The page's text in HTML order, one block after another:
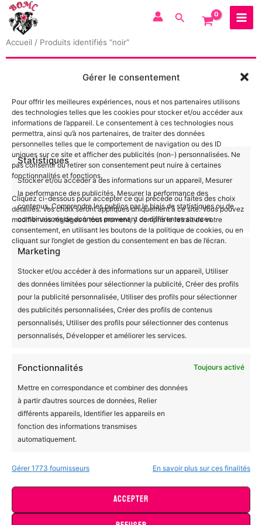
Gérer le consentement
Pour offrir les meilleures expériences, nous et nos partenaires utilisons
des technologies telles que les cookies pour stocker et/ou accéder aux
informations de l’appareil. Le consentement à ces technologies nous
permettra, ainsi qu’à nos partenaires, de traiter des données
personnelles telles que le comportement de navigation ou des ID
uniques sur ce site et afficher des publicités (non-) personnalisées. Ne
pas consentir ou retirer son consentement peut nuire à certaines
fonctionnalités et fonctions.
Cliquez ci-dessous pour accepter ce qui précède ou faites des choix
détaillés. Vos choix seront appliqués uniquement à ce site. Vous pouvez
modifier vos réglages à tout moment, y compris le retrait de votre
consentement, en utilisant les boutons de la politique de cookies, ou en
cliquant sur l’onglet de gestion du consentement en bas de l’écran.
Statistiques
Stocker et/ou accéder à des informations sur un appareil, Mesurer
la performance des publicités, Mesurer la performance des
contenus, Comprendre les publics par le biais de statistiques ou de
combinaisons de données provenant de différentes sources.
Marketing
Stocker et/ou accéder à des informations sur un appareil, Utiliser
des données limitées pour sélectionner la publicité, Créer des profils
pour la publicité personnalisée, Utiliser des profils pour sélectionner
des publicités personnalisées, Créer des profils de contenus
personnalisés, Utiliser des profils pour sélectionner des contenus
personnalisés, Développer et améliorer les services.
Fonctionnalités Toujours activé
Mettre en correspondance et combiner des données
à partir d’autres sources de données, Relier
différents appareils, Identifier les appareils en
fonction des informations transmises
automatiquement.
Utiliser des données de géolocalisation précises,
Identifier les appareils à partir des informations
demandées explicitement.
Gérer 1773 fournisseurs En savoir plus sur ces finalités
ACCEPTER
Aller
contenu
Accueil / Produits identifiés “noir”
Aucun produit ne correspond à votre sélection.
BOMC
A propos de nous
Demander une personnalisation
Contactez-nous
Politique de cookies
Conditions générales
Avertissement